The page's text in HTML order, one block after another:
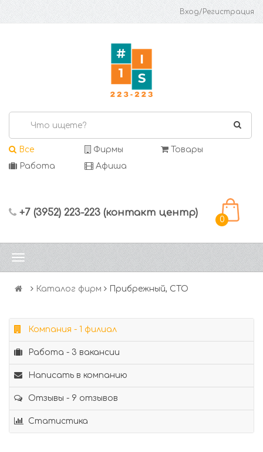
Вход/Регистрация
Все Фирмы
Товары
Работа
Афиша
+7 (3952) 223-223 (контакт центр)
0
Каталог фирм Прибрежный, СТО
Компания - 1 филиал
Работа - 3 вакансии
Написать в компанию
Отзывы - 9 отзывов
Статистика